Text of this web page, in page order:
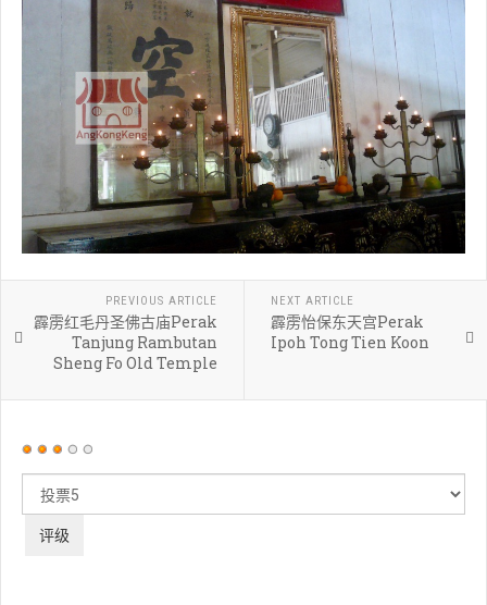
PREVIOUS ARTICLE
霹雳红毛丹圣佛古庙Perak
Tanjung Rambutan
Sheng Fo Old Temple
NEXT ARTICLE
霹雳怡保东天宫Perak
Ipoh Tong Tien Koon
用
价：3/
评